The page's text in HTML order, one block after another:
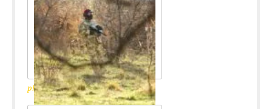
photo_2017-11-14_13-46-40